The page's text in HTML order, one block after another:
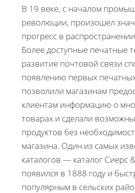
В 19 веке, с началом
революции, произошел
прогресс в
Более доступные печатные
развитие почтовой связи
появлению первых
позволили магазинам
клиентам информацию о
товарах и сделали
продуктов без
магазина. Один из самых
каталогов — каталог Сиерс
появился в 1888 году и
популярным в сельских